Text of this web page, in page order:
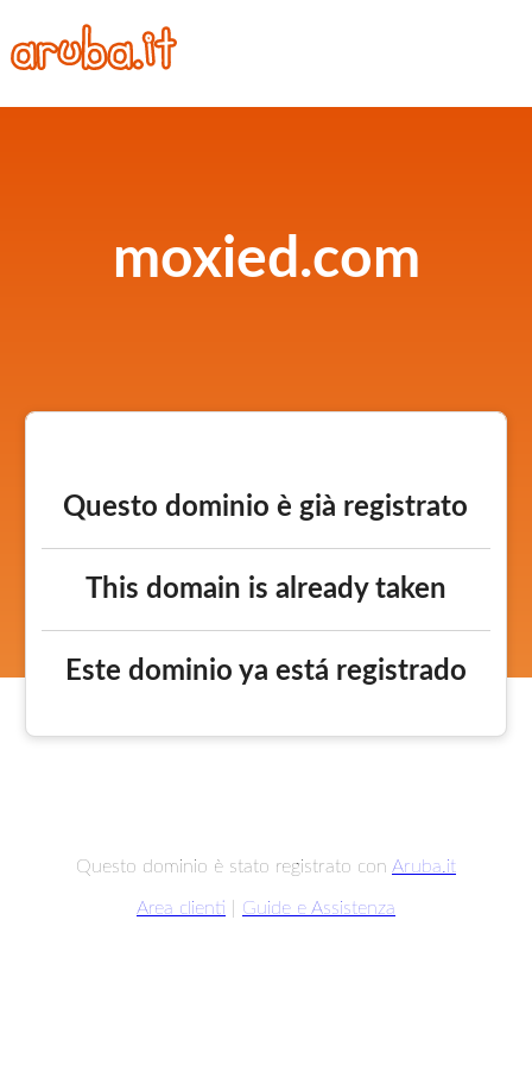
moxied.com
Questo dominio è già registrato
This domain is already taken
Este dominio ya está registrado
Questo dominio è stato registrato con Aruba.it
Area clienti Guide e Assistenza